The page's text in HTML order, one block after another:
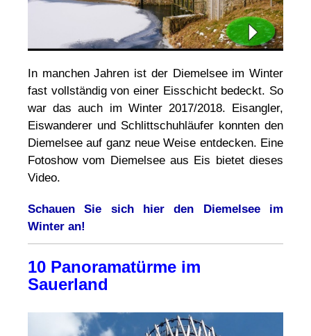
In manchen Jahren ist der Diemelsee im Winter
fast vollständig von einer Eisschicht bedeckt. So
war das auch im Winter 2017/2018. Eisangler,
Eiswanderer und Schlittschuhläufer konnten den
Diemelsee auf ganz neue Weise entdecken. Eine
Fotoshow vom Diemelsee aus Eis bietet dieses
Video.
Schauen Sie sich hier den Diemelsee im
Winter an!
10 Panoramatürme im
Sauerland